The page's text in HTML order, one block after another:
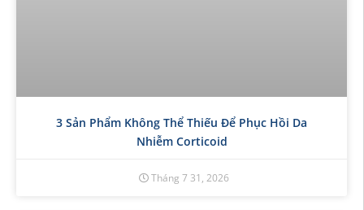
3 Sản Phẩm Không Thể Thiếu Để Phục Hồi Da
Nhiễm Corticoid
Tháng 7 31, 2026